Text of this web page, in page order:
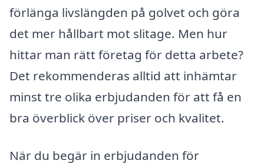
förlänga livslängden på golvet och göra
det mer hållbart mot slitage. Men hur
hittar man rätt företag för detta arbete?
Det rekommenderas alltid att inhämtar
minst tre olika erbjudanden för att få en
bra överblick över priser och kvalitet.
När du begär in erbjudanden för